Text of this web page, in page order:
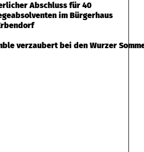
Abschluss für 40
im Bürgerhaus